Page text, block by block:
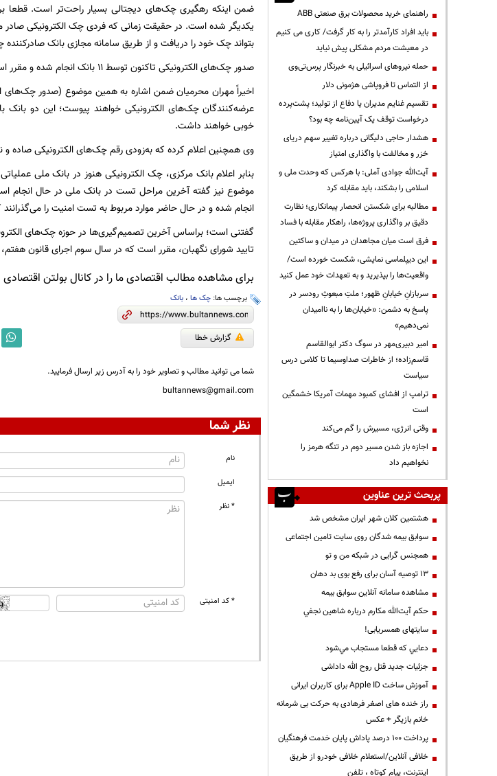
ضمن اینکه رهگیری چک‌های دیجتالی بسیار راحت‌تر است. قطعا
یکدیگر شده است. در حقیقت زمانی که فردی چک الکترونیکی
بتواند چک خود را دریافت و از طریق سامانه مجازی بانک صادرکننده
صدور چک‌های الکترونیکی تاکنون توسط ۱۱ بانک انجام شده و مقرر است که بانک ملی به‌عنوان بزرگترین بانک دولتی آن را عملیاتی کند.
عرضه‌کنندگان چک‌های الکترونیکی خواهند پیوست؛ این دو بانک
خوبی خواهند داشت.
وی همچنین اعلام کرده که به‌زودی رقم چک‌های الکترونیکی صاده و نقد شده به ۱۰۰۰ میلیارد
بنابر اعلام بانک مرکزی، چک الکترونیکی هنوز در بانک ملی
انجام شده و در حال حاضر موارد مربوط به تست امنیت را
تایید شورای نگهبان، مقرر است که در سال سوم اجرای قانون
برای مشاهده مطالب اقتصادی ما را در کانال بولتن اقتصادی
برچسب ها: چک ها، بانک
گزارش خطا
شما می توانید مطالب و تصاویر خود را به آدرس زیر ارسال فرمایید.
bultannews@gmail.com
نظر شما
نام
ایمیل
* نظر
* کد امنیتی
راهنمای خرید محصولات برق صنعتی ABB
باید افراد کارآمدتر را به کار گرفت/ کاری می کنیم
در معیشت مردم مشکلی پیش نیاید
حمله نیروهای اسرائیلی به خبرنگار پرس‌تی‌وی
از التماس تا فروپاشی هژمونی دلار
تقسیم غنایم مدیران یا دفاع از تولید؛ پشت‌پرده
درخواست توقف یک آیین‌نامه چه بود؟
هشدار حاجی دلیگانی درباره تغییر سهم دریای
خزر و مخالفت با واگذاری امتیاز
آیت‌الله جوادی آملی: با هرکس که وحدت ملی و
اسلامی را بشکند، باید مقابله کرد
مطالبه برای شکستن انحصار پیمانکاری؛ نظارت
دقیق بر واگذاری پروژه‌ها، راهکار مقابله با فساد
فرق است میان مجاهدان در میدان و ساکتین
این دیپلماسی نمایشی، شکست خورده است/
واقعیت‌ها را بپذیرید و به تعهدات خود عمل کنید
سربازانِ خیابانِ ظهور؛ ملتِ مبعوثِ رودسر در
پاسخ به دشمن: «خیابان‌ها را به ناامیدان
نمی‌دهیم»
امیر دبیری‌مهر در سوگ دکتر ابوالقاسم
قاسم‌زاده؛ از خاطرات صداوسیما تا کلاس درس
سیاست
ترامپ از افشای کمبود مهمات آمریکا خشمگین
است
وقتی انرژی، مسیرش را گم می‌کند
اجازه باز شدن مسیر دوم در تنگه هرمز را
نخواهیم داد
پربحث ترین عناوین
هشتمین کلان شهر ایران مشخص شد
سوابق بیمه شدگان روی سایت تامین اجتماعی
همجنس گرایی در شبکه من و تو
13 توصیه آسان برای رفع بوی بد دهان
مشاهده سامانه آنلاين سوابق بیمه
حكم آيت‌الله مكارم درباره شاهين نجفي
سایتهای همسریابی!
دعايي كه قطعا مستجاب مي‌شود
جزئیات جدید قتل روح الله داداشی
آموزش ساخت Apple ID برای کاربران ایرانی
راز خنده های اصغر فرهادی به حرکت بی شرمانه
خانم بازیگر + عکس
پرداخت ۱۰۰ درصد پاداش پایان خدمت فرهنگیان
خلافی آنلاین/استعلام خلافی خودرو از طریق
اینترنت، پیام کوتاه ، تلفن